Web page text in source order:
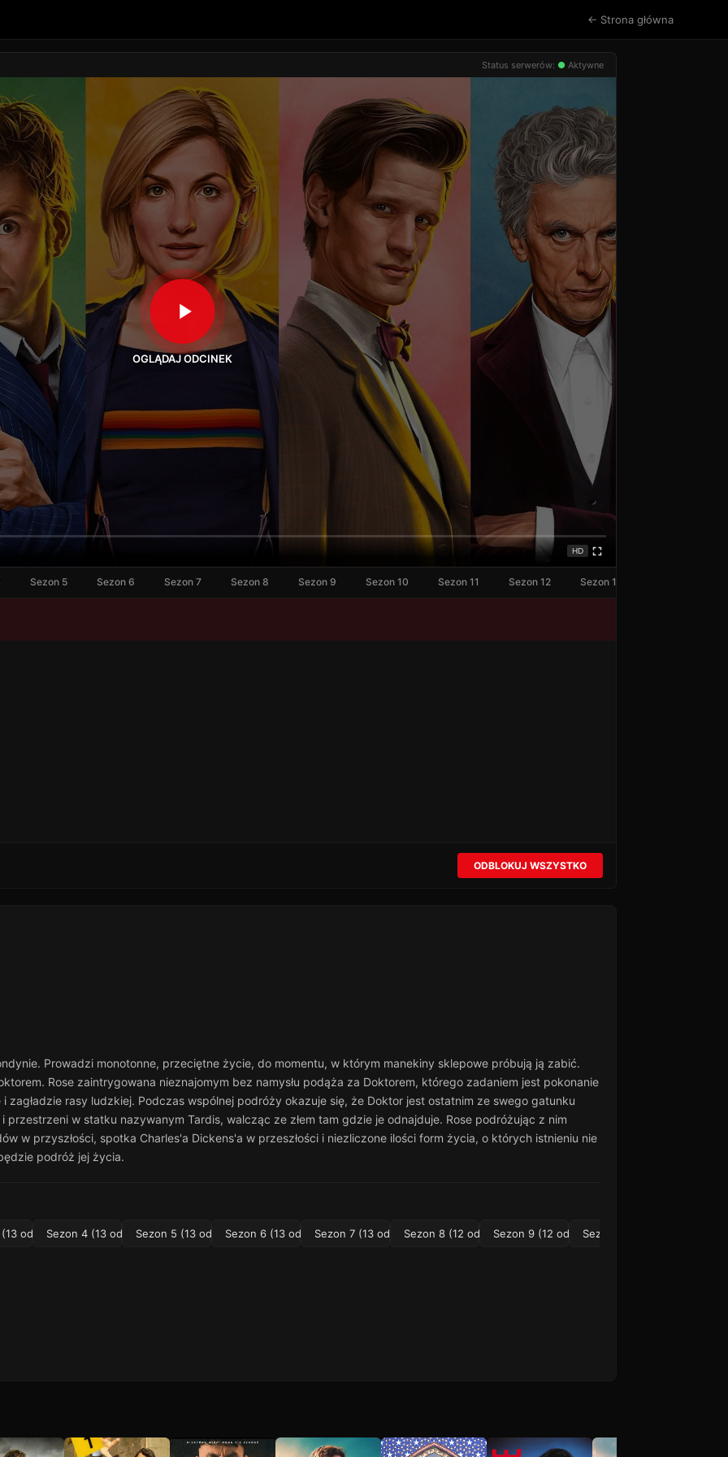
← Strona główna
Status serwerów: ● Aktywne
OGLĄDAJ ODCINEK
HD
Sezon 5 Sezon 6 Sezon 7 Sezon 8 Sezon 9 Sezon 10 Sezon 11 Sezon 12 Sezon 13
ODBLOKUJ WSZYSTKO
Prowadzi monotonne, przeciętne życie, do momentu, w którym manekiny sklepowe próbują ją zabić.
Rose zaintrygowana nieznajomym bez namysłu podąża za Doktorem, którego zadaniem jest pokonanie
zagładzie rasy ludzkiej. Podczas wspólnej podróży okazuje się, że Doktor jest ostatnim ze swego gatunku
przestrzeni w statku nazywanym Tardis, walcząc ze złem tam gdzie je odnajduje. Rose podróżując z nim
w przyszłości, spotka Charles'a Dickens'a w przeszłości i niezliczone ilości form życia, o których istnieniu nie
podróż jej życia.
odc.) Sezon 4 (13 odc.) Sezon 5 (13 odc.) Sezon 6 (13 odc.) Sezon 7 (13 odc.) Sezon 8 (12 odc.) Sezon 9 (12 odc.) Sezon 10 (12 odc.)